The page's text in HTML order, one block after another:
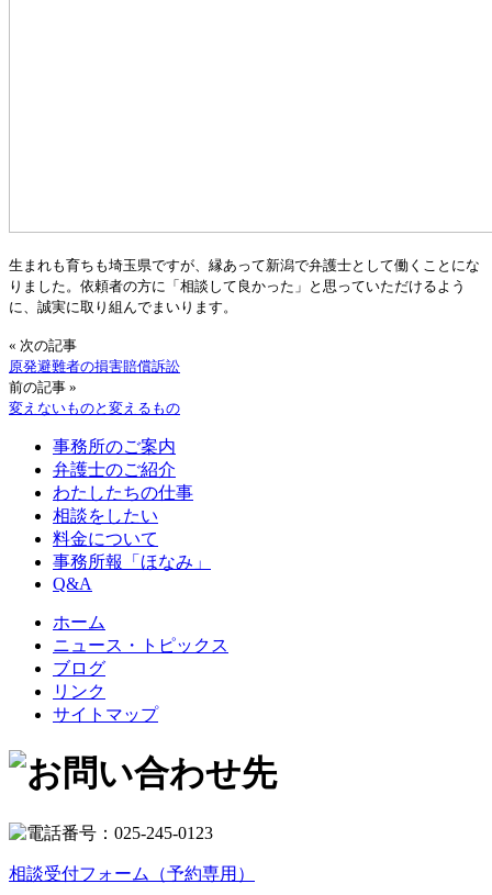
生まれも育ちも埼玉県ですが、縁あって新潟で弁護士として働くことにな
りました。依頼者の方に「相談して良かった」と思っていただけるよう
に、誠実に取り組んでまいります。
« 次の記事
原発避難者の損害賠償訴訟
前の記事 »
変えないものと変えるもの
事務所のご案内
弁護士のご紹介
わたしたちの仕事
相談をしたい
料金について
事務所報「ほなみ」
Q&A
ホーム
ニュース・トピックス
ブログ
リンク
サイトマップ
相談受付フォーム（予約専用）